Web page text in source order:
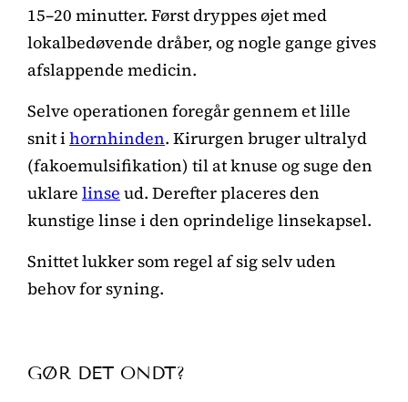
15–20 minutter. Først dryppes øjet med
lokalbedøvende dråber, og nogle gange gives
afslappende medicin.
Selve operationen foregår gennem et lille
snit ihornhinden. Kirurgen bruger ultralyd
(fakoemulsifikation) til at knuse og suge den
uklare linse ud. Derefter placeres den
kunstige linse i den oprindelige linsekapsel.
Snittet lukker som regel af sig selv uden
behov for syning.
GØR DET ONDT?